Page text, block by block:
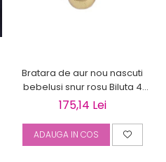
Bratara de aur nou nascuti
bebelusi snur rosu Biluta 4
mm
175,14 Lei
ADAUGA IN COS